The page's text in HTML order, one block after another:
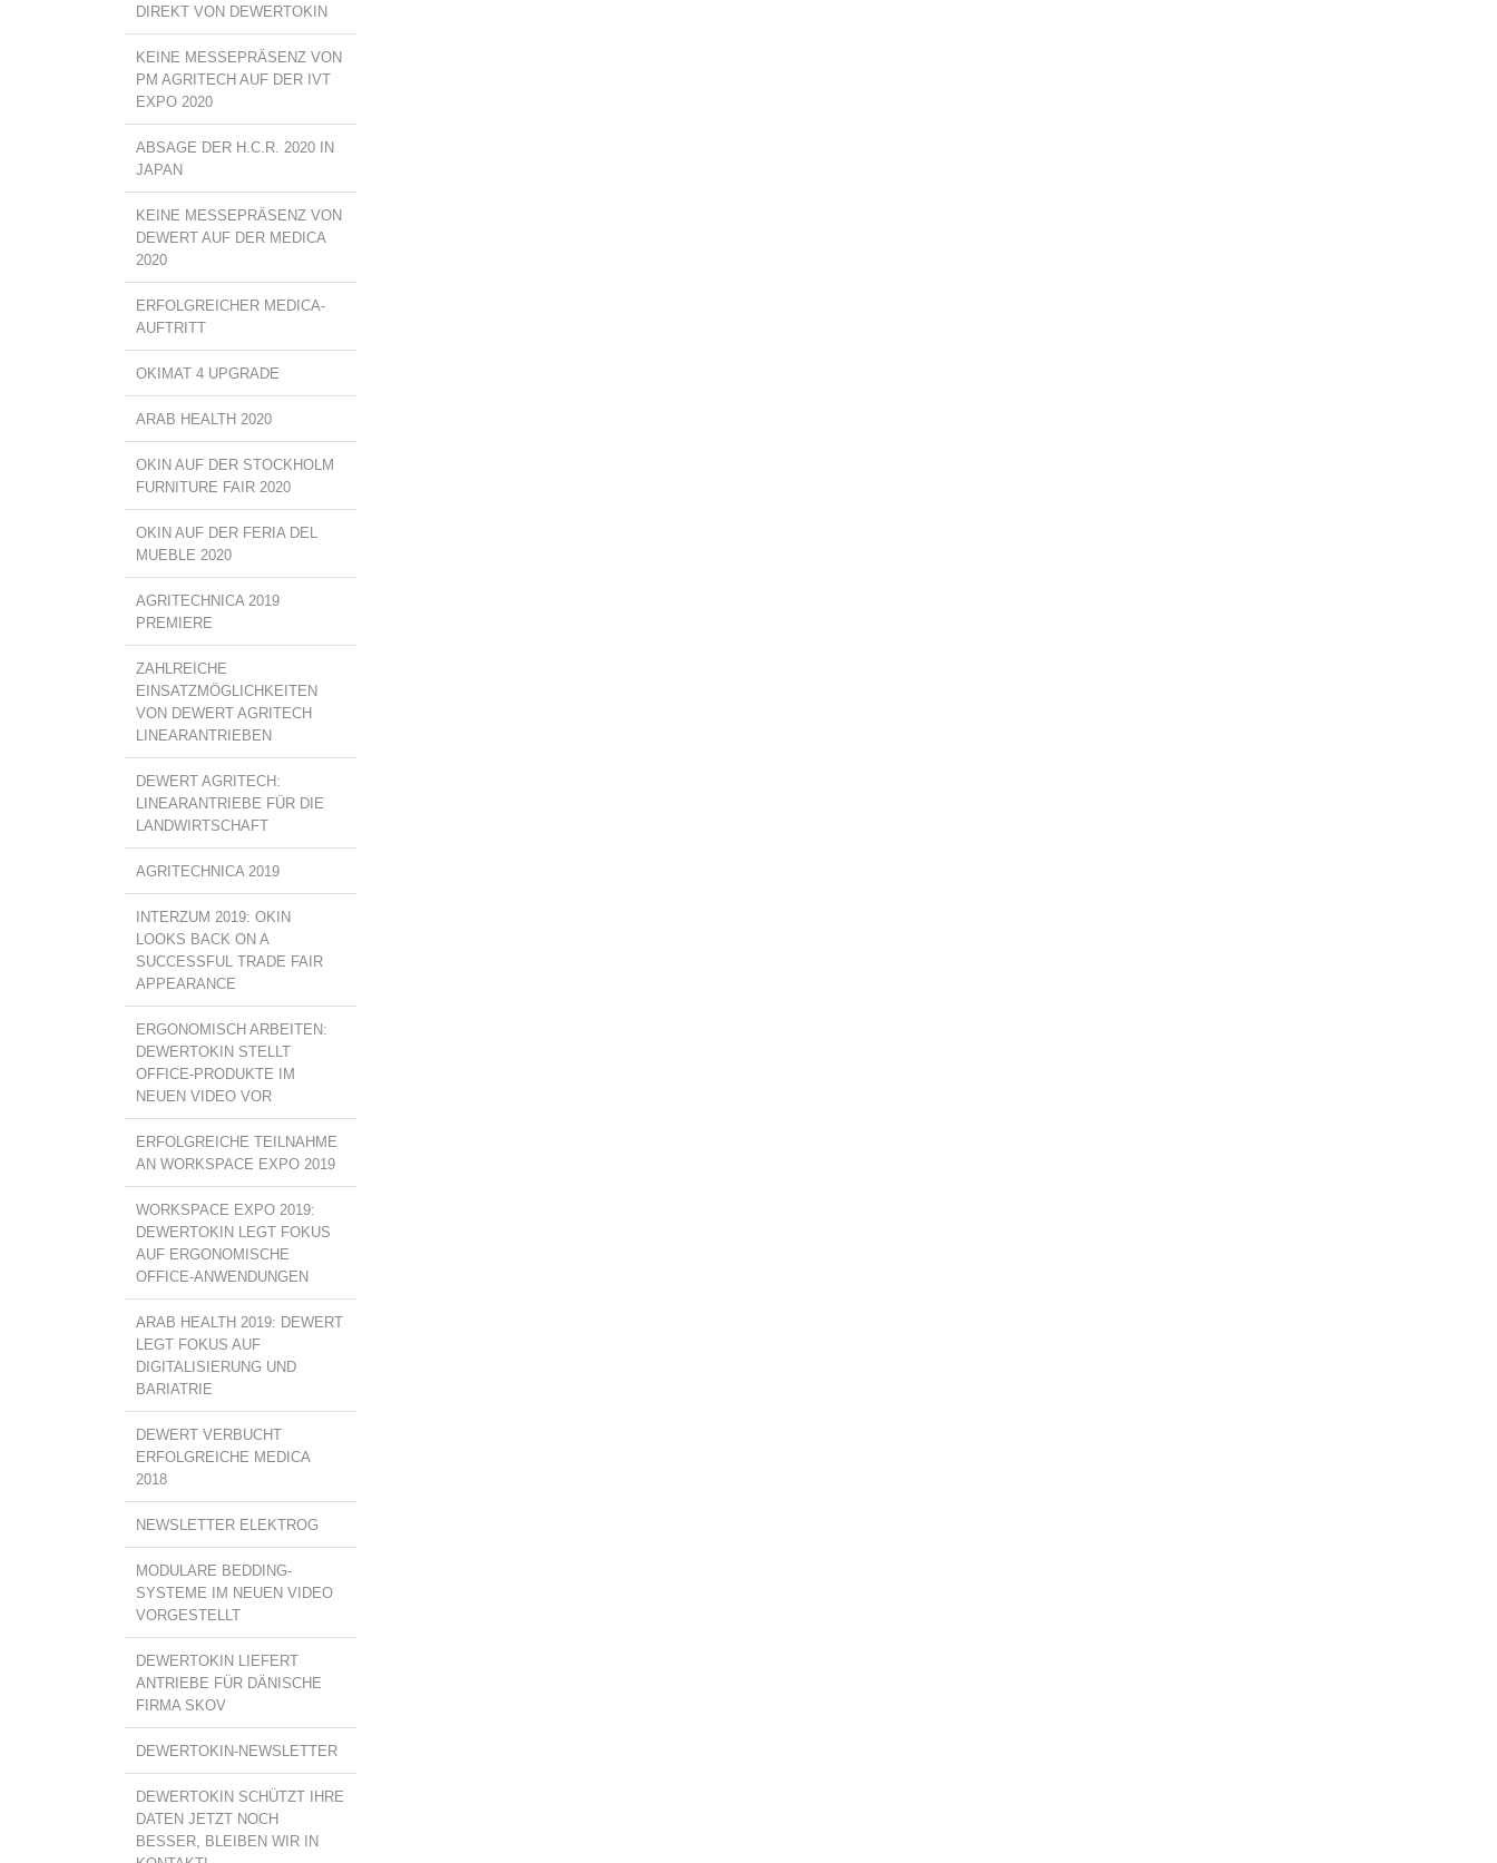
DIREKT VON DEWERTOKIN
KEINE MESSEPRÄSENZ VON
PM AGRITECH AUF DER IVT
EXPO 2020
ABSAGE DER H.C.R. 2020 IN
JAPAN
KEINE MESSEPRÄSENZ VON
DEWERT AUF DER MEDICA
2020
ERFOLGREICHER MEDICA-
AUFTRITT
OKIMAT 4 UPGRADE
ARAB HEALTH 2020
OKIN AUF DER STOCKHOLM
FURNITURE FAIR 2020
OKIN AUF DER FERIA DEL
MUEBLE 2020
AGRITECHNICA 2019
PREMIERE
ZAHLREICHE
EINSATZMÖGLICHKEITEN
VON DEWERT AGRITECH
LINEARANTRIEBEN
DEWERT AGRITECH:
LINEARANTRIEBE FÜR DIE
LANDWIRTSCHAFT
AGRITECHNICA 2019
INTERZUM 2019: OKIN
LOOKS BACK ON A
SUCCESSFUL TRADE FAIR
APPEARANCE
ERGONOMISCH ARBEITEN:
DEWERTOKIN STELLT
OFFICE-PRODUKTE IM
NEUEN VIDEO VOR
ERFOLGREICHE TEILNAHME
AN WORKSPACE EXPO 2019
WORKSPACE EXPO 2019:
DEWERTOKIN LEGT FOKUS
AUF ERGONOMISCHE
OFFICE-ANWENDUNGEN
ARAB HEALTH 2019: DEWERT
LEGT FOKUS AUF
DIGITALISIERUNG UND
BARIATRIE
DEWERT VERBUCHT
ERFOLGREICHE MEDICA
2018
NEWSLETTER ELEKTROG
MODULARE BEDDING-
SYSTEME IM NEUEN VIDEO
VORGESTELLT
DEWERTOKIN LIEFERT
ANTRIEBE FÜR DÄNISCHE
FIRMA SKOV
DEWERTOKIN-NEWSLETTER
DEWERTOKIN SCHÜTZT IHRE
DATEN JETZT NOCH
BESSER, BLEIBEN WIR IN